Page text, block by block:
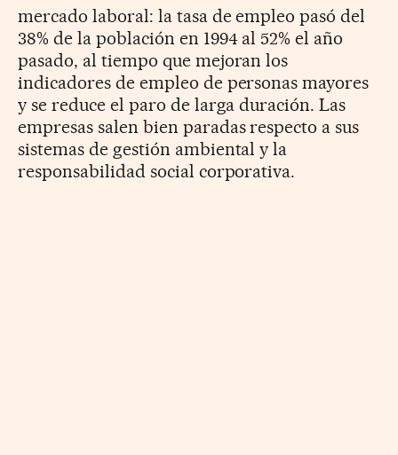
mercado laboral: la tasa de empleo pasó del
38% de la población en 1994 al 52% el año
pasado, al tiempo que mejoran los
indicadores de empleo de personas mayores
y se reduce el paro de larga duración. Las
empresas salen bien paradas respecto a sus
sistemas de gestión ambiental y la
responsabilidad social corporativa.